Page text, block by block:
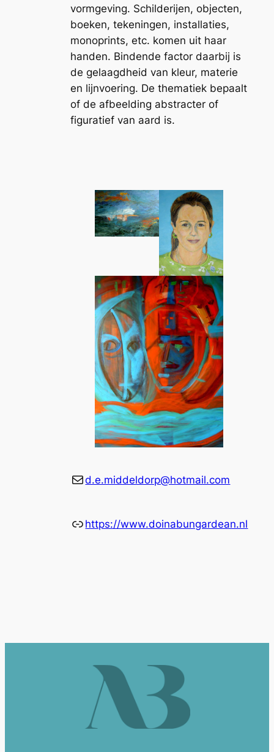
vormgeving. Schilderijen, objecten,
boeken, tekeningen, installaties,
monoprints, etc. komen uit haar
handen. Bindende factor daarbij is
de gelaagdheid van kleur, materie
en lijnvoering. De thematiek bepaalt
of de afbeelding abstracter of
figuratief van aard is.
E-maild.e.middeldorp@hotmail.com
Linkhttps://www.doinabungardean.nl